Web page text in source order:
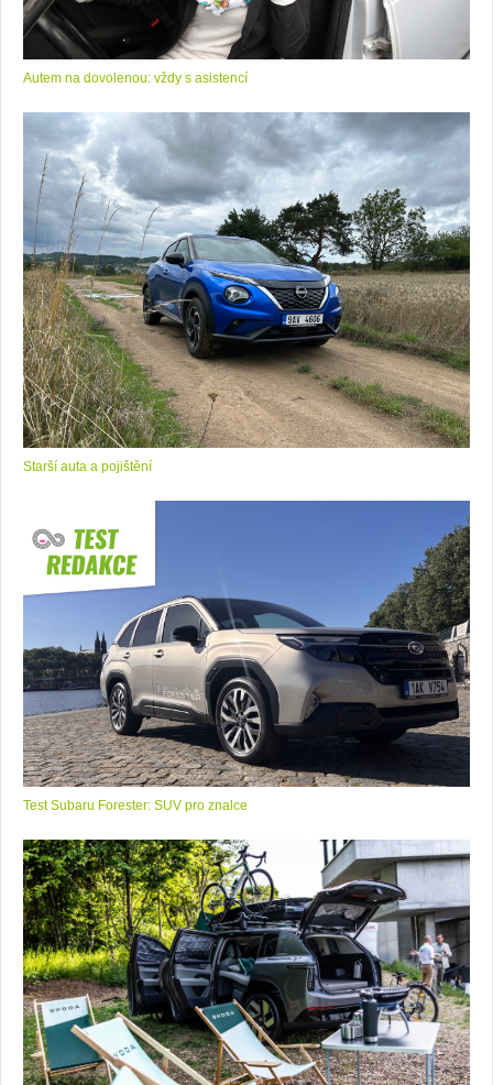
Autem na dovolenou: vždy s asistencí
Starší auta a pojištění
Test Subaru Forester: SUV pro znalce